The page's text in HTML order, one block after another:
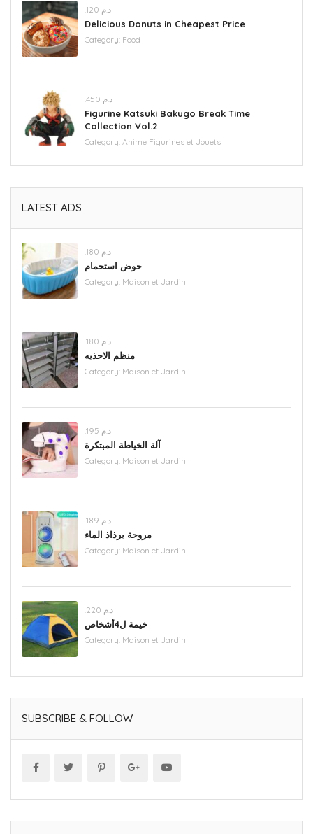
.د.م 120
Delicious Donuts in Cheapest Price
Category: Food
.د.م 450
Figurine Katsuki Bakugo Break Time
Collection Vol.2
Category: Anime Figurines et Jouets
LATEST ADS
.د.م 180
حوض استحمام
Category: Maison et Jardin
.د.م 180
منظم الاحذيه
Category: Maison et Jardin
.د.م 195
آلة الخياطة المبتكرة
Category: Maison et Jardin
.د.م 189
مروحة برذاذ الماء
Category: Maison et Jardin
.د.م 220
خيمة ل4أشخاص
Category: Maison et Jardin
SUBSCRIBE & FOLLOW